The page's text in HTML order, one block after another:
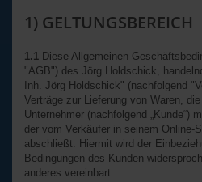
1) GELTUNGSBEREICH
1.1 Diese Allgemeinen
"AGB") des Jörg Holdschick,
Inh. Jörg Holdschick" (nachfolgend
Verträge zur Lieferung von Waren,
Unternehmer (nachfolgend „Kunde“)
der vom Verkäufer in seinem Online-
abschließt. Hiermit wird der
Bedingungen des Kunden
anderes vereinbart.